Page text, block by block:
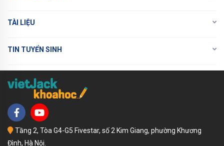
TÀI LIỆU
TIN TUYỂN SINH
Tầng 2, Tòa G4-G5 Fivestar, số 2 Kim Giang, phường Khương
Đình, Hà Nội.